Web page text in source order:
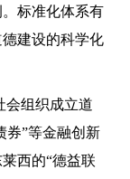
标准化体系有
建设的科学化
会组织成立道
券”等金融创新
西的“德益联